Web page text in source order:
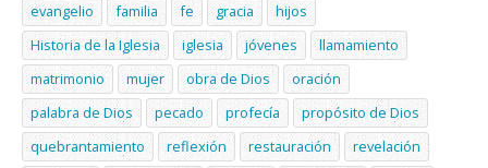
evangelio
familia fe gracia
hijos
Historia de la Iglesia
iglesia jóvenes
llamamiento
matrimonio
mujer obra de Dios
oración
palabra de Dios
pecado profecía
propósito de Dios
quebrantamiento
reflexión restauración
revelación